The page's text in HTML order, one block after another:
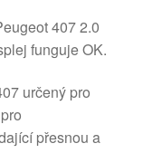
407 2.0
funguje OK.
určený pro
přesnou a